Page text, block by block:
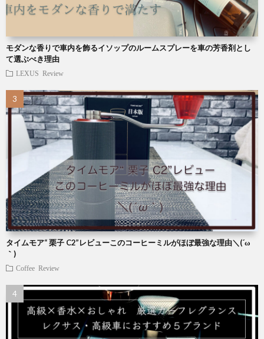
モダンな香りで車内を飾るイソップのルームスプレーを車の芳香剤とし
て選ぶべき理由
LEXUS Review
タイムモア“ 栗子 C2”レビューこのコーヒーミルがほぼ最強な理由＼(´ω
｀)
Coffee Review